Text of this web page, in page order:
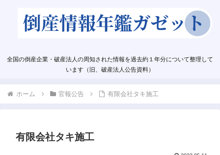
全国の倒産企業・破産法人の周知された情報を過去約１年分について整理して
います（旧、破産法人公告資料）
ホーム 官報公告 有限会社タキ施工
有限会社タキ施工